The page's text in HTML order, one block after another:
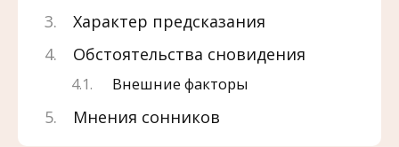
Характер предсказания
Обстоятельства сновидения
Внешние факторы
Мнения сонников